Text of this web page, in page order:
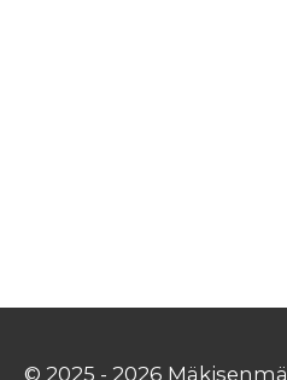
© 2025 - 2026